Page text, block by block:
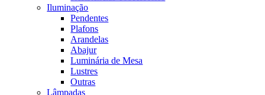
Iluminação
Pendentes
Plafons
Arandelas
Abajur
Luminária de Mesa
Lustres
Outras
Lâmpadas